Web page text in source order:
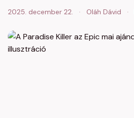
2025. december 22. · Oláh Dávid ·